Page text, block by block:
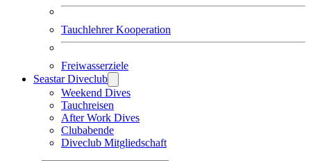
Tauchlehrer Kooperation
Freiwasserziele
Seastar Diveclub
Weekend Dives
Tauchreisen
After Work Dives
Clubabende
Diveclub Mitgliedschaft